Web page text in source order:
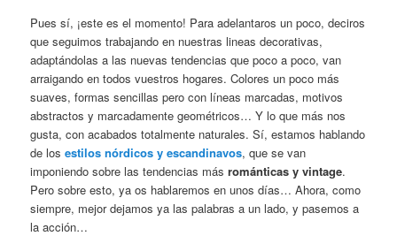
Pues sí, ¡este es el momento! Para adelantaros un poco, deciros
que seguimos trabajando en nuestras lineas decorativas,
adaptándolas a las nuevas tendencias que poco a poco, van
arraigando en todos vuestros hogares. Colores un poco más
suaves, formas sencillas pero con líneas marcadas, motivos
abstractos y marcadamente geométricos… Y lo que más nos
gusta, con acabados totalmente naturales. Sí, estamos hablando
de losestilos nórdicos y escandinavos, que se van
imponiendo sobre las tendencias másrománticas y vintage.
Pero sobre esto, ya os hablaremos en unos días… Ahora, como
siempre, mejor dejamos ya las palabras a un lado, y pasemos a
la acción…